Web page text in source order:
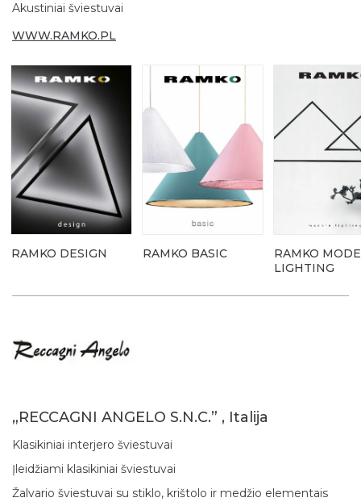
Akustiniai šviestuvai
WWW.RAMKO.PL
RAMKO DESIGN RAMKO BASIC
RAMKO
LIGHTING
„RECCAGNI ANGELO S.N.C.” , Italija
Klasikiniai interjero šviestuvai
Įleidžiami klasikiniai šviestuvai
Žalvario šviestuvai su stiklo, krištolo ir medžio elementais